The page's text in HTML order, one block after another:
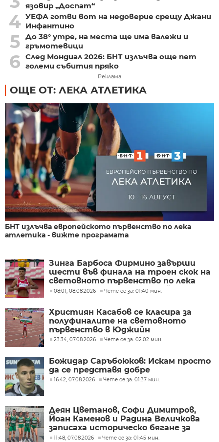
язовир „Доспат“
4 УЕФА готви вот на недоверие срещу Джани
Инфантино
5 До 38° утре, на места ще има валежи и
гръмотевици
6 След Мондиал 2026: БНТ излъчва още пет
големи събития пряко
Реклама
ОЩЕ ОТ: ЛЕКА АТЛЕТИКА
БНТ излъчва европейското първенство по лека
атлетика - вижте програмата
Зинга Барбоса Фирмино завърши
шести във финала на троен скок на
световното първенство по лека
атлетика до 20 г. в Юджийн
08:01, 08.08.2026 Чете се за: 01:40 мин.
Християн Касабов се класира за
полуфиналите на световното
първенство в Юджийн
23:34, 07.08.2026 Чете се за: 02:02 мин.
Божидар Саръбоюков: Искам просто
да се представя добре
16:42, 07.08.2026 Чете се за: 01:37 мин.
Деян Цветанов, Софи Димитров,
Йоан Каменов и Радина Величкова
записаха историческо бягане за
България в смесената щафета на
11:48, 07.08.2026 Чете се за: 01:45 мин.